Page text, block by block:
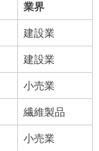
業界
建設業
建設業
小売業
繊維製品
小売業